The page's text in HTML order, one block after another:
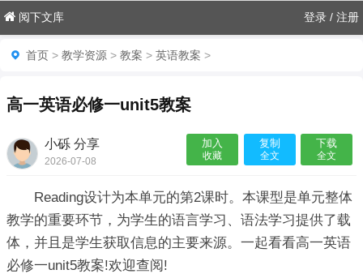
阅下文库 登录 / 注册
首页 > 教学资源 > 教案 > 英语教案 >
高一英语必修一unit5教案
小砾 分享
2026-07-08
加入
收藏
复制
全文
下载
全文
Reading设计为本单元的第2课时。本课型是单元整体
教学的重要环节，为学生的语言学习、语法学习提供了载
体，并且是学生获取信息的主要来源。一起看看高一英语
必修一unit5教案!欢迎查阅!